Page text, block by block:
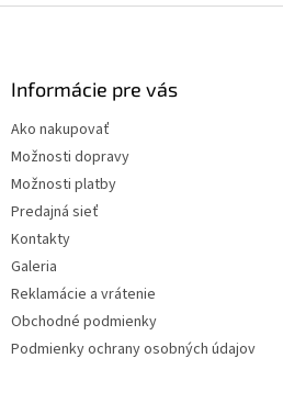
Informácie pre vás
Ako nakupovať
Možnosti dopravy
Možnosti platby
Predajná sieť
Kontakty
Galeria
Reklamácie a vrátenie
Obchodné podmienky
Podmienky ochrany osobných údajov